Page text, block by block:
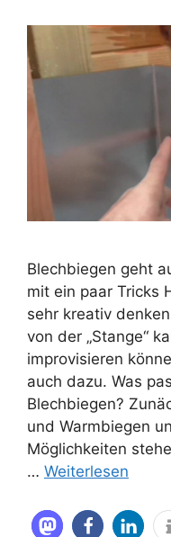
Blechbiegen geht
mit ein paar Tricks
sehr kreativ
von der „Stange“
improvisieren
auch dazu. Was
Blechbiegen?
und Warmbiegen
Möglichkeiten
… Weiterlesen